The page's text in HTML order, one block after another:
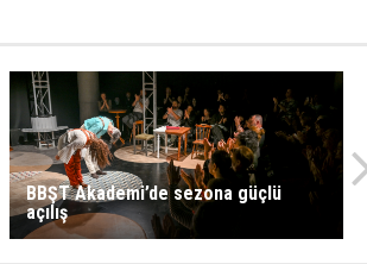
BBŞT Akademi’de sezona güçlü
açılış